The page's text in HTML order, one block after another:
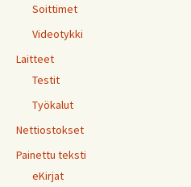
Soittimet
Videotykki
Laitteet
Testit
Työkalut
Nettiostokset
Painettu teksti
eKirjat